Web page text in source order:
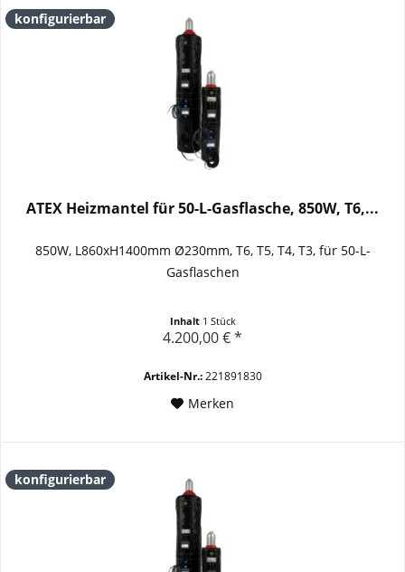
konfigurierbar
ATEX Heizmantel für 50-L-Gasflasche, 850W, T6,...
850W, L860xH1400mm Ø230mm, T6, T5, T4, T3, für 50-L-
Gasflaschen
Inhalt 1 Stück
4.200,00 € *
Artikel-Nr.:221891830
Merken
konfigurierbar